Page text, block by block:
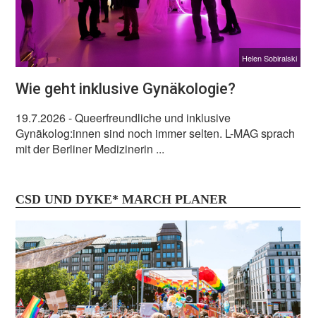
Helen Sobiralski
Wie geht inklusive Gynäkologie?
19.7.2026- Queerfreundliche und inklusive
Gynäkolog:innen sind noch immer selten. L-MAG sprach
mit der Berliner Medizinerin ...
CSD UND DYKE* MARCH PLANER